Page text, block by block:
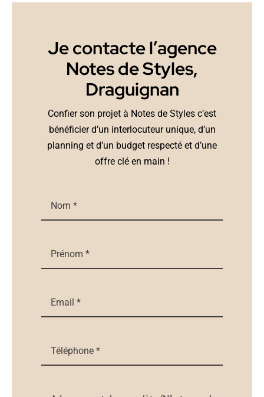
Je contacte l’agence
Notes de Styles,
Draguignan
Confier son projet à Notes de Styles c’est
bénéficier d’un interlocuteur unique, d’un
planning et d’un budget respecté et d’une
offre clé en main !